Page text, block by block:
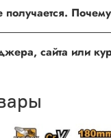
продавца